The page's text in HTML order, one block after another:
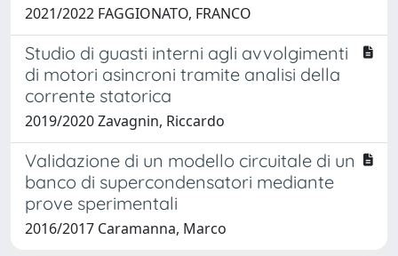
2021/2022 FAGGIONATO, FRANCO
Studio di guasti interni agli avvolgimenti
di motori asincroni tramite analisi della
corrente statorica
2019/2020 Zavagnin, Riccardo
Validazione di un modello circuitale di un
banco di supercondensatori mediante
prove sperimentali
2016/2017 Caramanna, Marco